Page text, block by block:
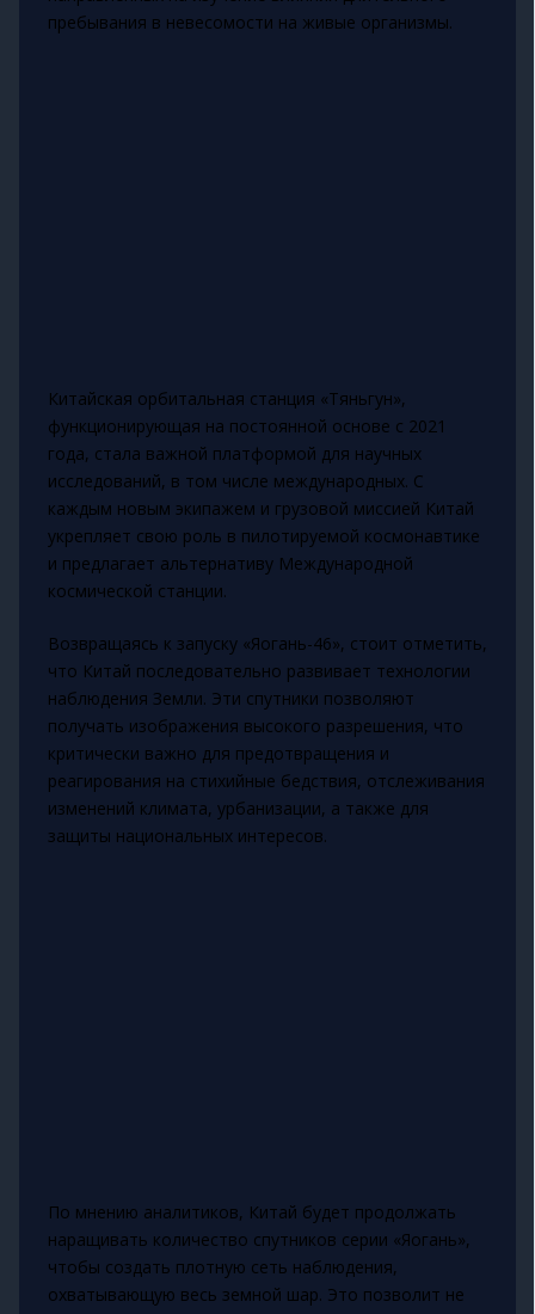
пребывания в невесомости на живые организмы.
Китайская орбитальная станция «Тяньгун»,
функционирующая на постоянной основе с 2021
года, стала важной платформой для научных
исследований, в том числе международных. С
каждым новым экипажем и грузовой миссией Китай
укрепляет свою роль в пилотируемой космонавтике
и предлагает альтернативу Международной
космической станции.
Возвращаясь к запуску «Яогань-46», стоит отметить,
что Китай последовательно развивает технологии
наблюдения Земли. Эти спутники позволяют
получать изображения высокого разрешения, что
критически важно для предотвращения и
реагирования на стихийные бедствия, отслеживания
изменений климата, урбанизации, а также для
защиты национальных интересов.
По мнению аналитиков, Китай будет продолжать
наращивать количество спутников серии «Яогань»,
чтобы создать плотную сеть наблюдения,
охватывающую весь земной шар. Это позволит не